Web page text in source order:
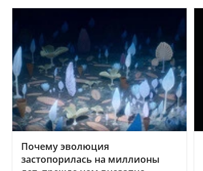
Почему эволюция
застопорилась на миллионы